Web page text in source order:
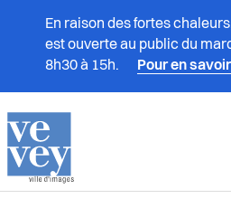
En raison des fortes
est ouverte au public du
8h30 à 15h.
Pour en